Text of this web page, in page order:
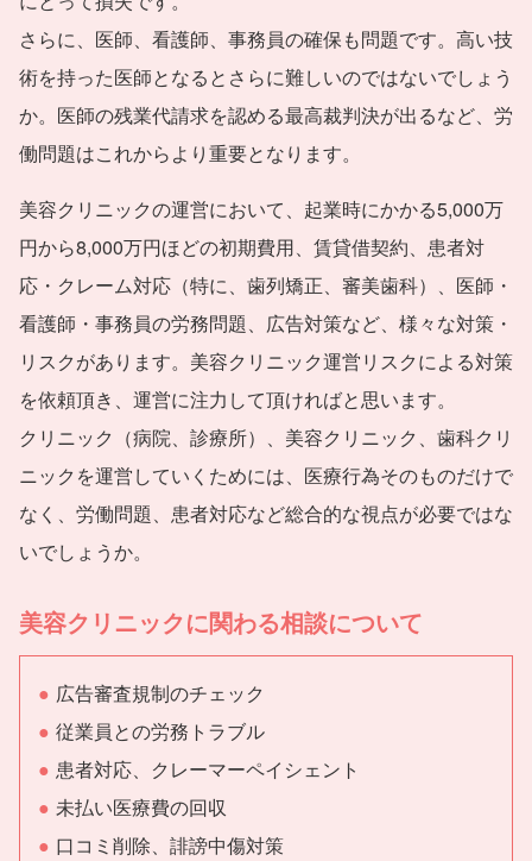
さらに、医師、看護師、事務員の確保も問題です。高い技
術を持った医師となるとさらに難しいのではないでしょう
か。医師の残業代請求を認める最高裁判決が出るなど、労
働問題はこれからより重要となります。
美容クリニックの運営において、起業時にかかる5,000万
円から8,000万円ほどの初期費用、賃貸借契約、患者対
応・クレーム対応（特に、歯列矯正、審美歯科）、医師・
看護師・事務員の労務問題、広告対策など、様々な対策・
リスクがあります。美容クリニック運営リスクによる対策
を依頼頂き、運営に注力して頂ければと思います。
クリニック（病院、診療所）、美容クリニック、歯科クリ
ニックを運営していくためには、医療行為そのものだけで
なく、労働問題、患者対応など総合的な視点が必要ではな
いでしょうか。
美容クリニックに関わる相談について
広告審査規制のチェック
従業員との労務トラブル
患者対応、クレーマーペイシェント
未払い医療費の回収
口コミ削除、誹謗中傷対策